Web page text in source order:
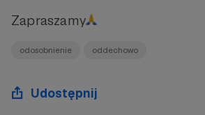
Zapraszamy
odosobnienie oddechowo
Udostępnij